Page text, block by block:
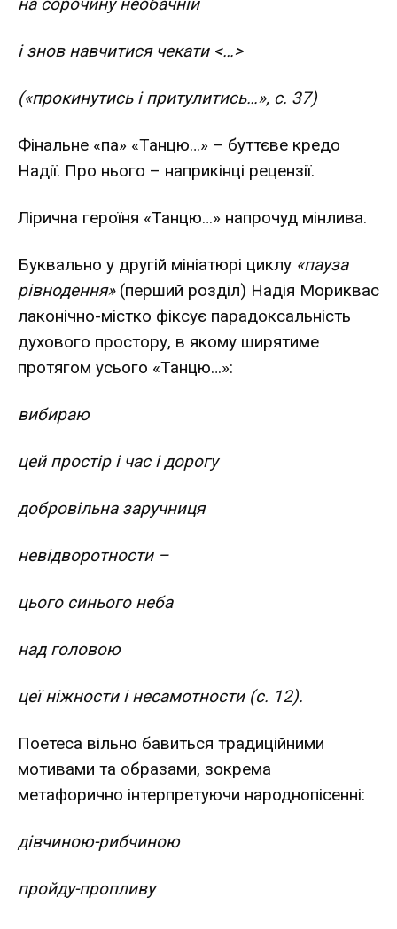
і знов навчитися чекати <…>
(«прокинутись і притулитись…», с. 37)
Фінальне «па» «Танцю…» – буттєве кредо
Надії. Про нього – наприкінці рецензії.
Лірична героїня «Танцю…» напрочуд мінлива.
Буквально у другій мініатюрі циклу «пауза
рівнодення»(перший розділ) Надія Мориквас
лаконічно-містко фіксує парадоксальність
духового простору, в якому ширятиме
протягом усього «Танцю…»:
вибираю
цей простір і час і дорогу
добровільна заручниця
невідворотности –
цього синього неба
над головою
цеї ніжности і несамотности (с. 12).
Поетеса вільно бавиться традиційними
мотивами та образами, зокрема
метафорично інтерпретуючи народнопісенні:
дівчиною-рибчиною
пройду-пропливу